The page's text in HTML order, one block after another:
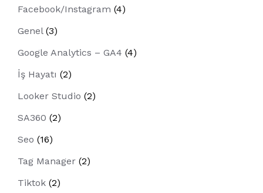
Facebook/Instagram (4)
Genel(3)
Google Analytics – GA4 (4)
İş Hayatı (2)
Looker Studio (2)
SA360 (2)
Seo (16)
Tag Manager (2)
Tiktok (2)